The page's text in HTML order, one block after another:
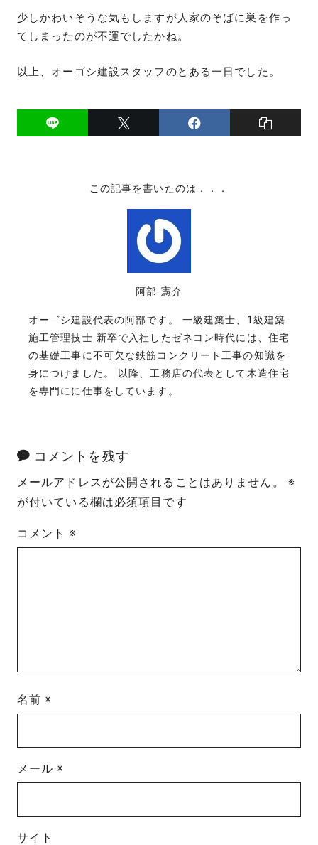
少しかわいそうな気もしますが人家のそばに巣を作っ
てしまったのが不運でしたかね。
以上、オーゴシ建設スタッフのとある一日でした。
この記事を書いたのは．．．
阿部 憲介
オーゴシ建設代表の阿部です。 一級建築士、1級建築
施工管理技士 新卒で入社したゼネコン時代には、住宅
の基礎工事に不可欠な鉄筋コンクリート工事の知識を
身につけました。 以降、工務店の代表として木造住宅
を専門にに仕事をしています。
コメントを残す
メールアドレスが公開されることはありません。
※
が付いている欄は必須項目です
コメント ※
名前※
メール※
サイト